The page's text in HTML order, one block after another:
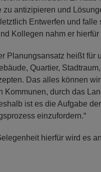
zu antizipieren und
Entwerfen und
Kollegen nahm er
Planungsansatz heißt für
Quartier,
Das alles können
Kommunen, durch das
ist es die Aufgabe
einzufordern.“
hierfür wird es